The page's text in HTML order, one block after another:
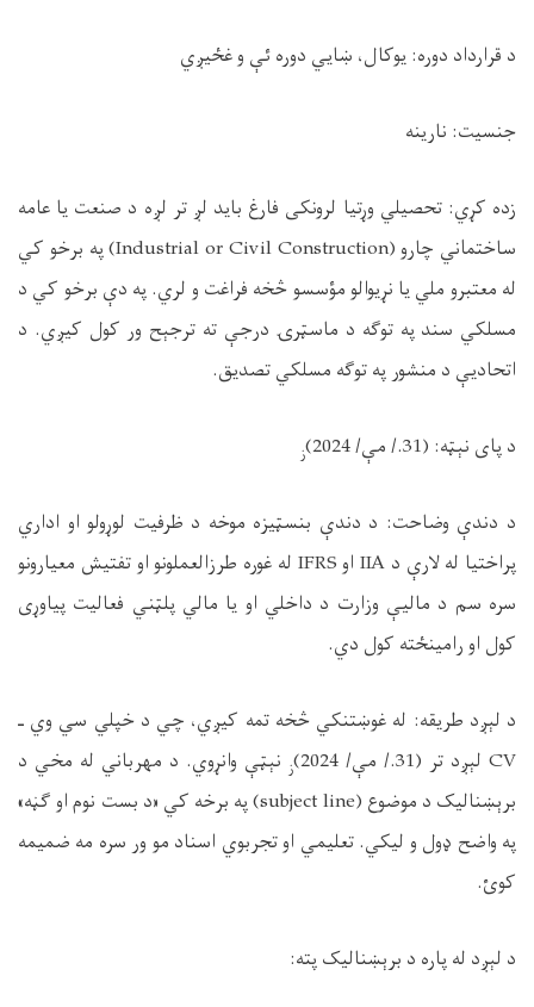
د قرارداد دوره:یوکال، ښايي دوره ئې و غځیږي
جنسیت: نارینه
زده کړي: تحصیلي وړتیا لرونکی فارغ باید لږ تر لږه د صنعت یا عامه
ساختماني چارو (Industrial or Civil Construction) په برخو کي
له معتبرو ملي یا نړیوالو مؤسسو څخه فراغت و لري. په دې برخو کي د
مسلکي سند په توګه د ماسټرۍ درجې ته ترجېح ور کول کیږي. د
اتحادیې د منشور په توګه مسلکي تصدیق.
د پای نېټه: (31./ مې/ 2024) ز
د دندې وضاحت: د دندې بنسټیزه موخه د ظرفیت لوړولو او اداري
پراختیا له لارې د IIA اوIFRS له غوره طرزالعملونو او تفتیش معیارونو
سره سم د مالیې وزارت د داخلي او یا مالي پلټني فعالیت پیاوړی
کول او رامینځته کول دي.
د لېږد طریقه: له غوښتنکي څخه تمه کیږي، چي د خپلي سي وي ـ
CV لېږد تر (31./ مې/ 2024) ز نېټې وانړوي. د مهرباني له مخي د
برېښنالیک د موضوع (subject line) په برخه کي «د بست نوم او ګڼه»
په واضح ډول و لیکي. تعلیمي او تجربوي اسناد مو ور سره مه ضمیمه
کوئ.
د لېږد له پاره د برېښنالیک پته: